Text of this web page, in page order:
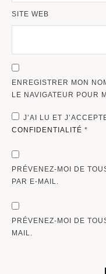
SITE WEB
ENREGISTRER MON
LE NAVIGATEUR POUR
J’AI LU ET
CONFIDENTIALITÉ *
PRÉVENEZ-MOI DE
PAR E-MAIL.
PRÉVENEZ-MOI DE
MAIL.